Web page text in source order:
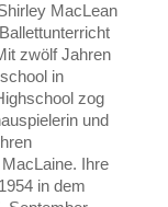
MacLean
zwölf Jahren
in
zog
und
Ihre
in dem